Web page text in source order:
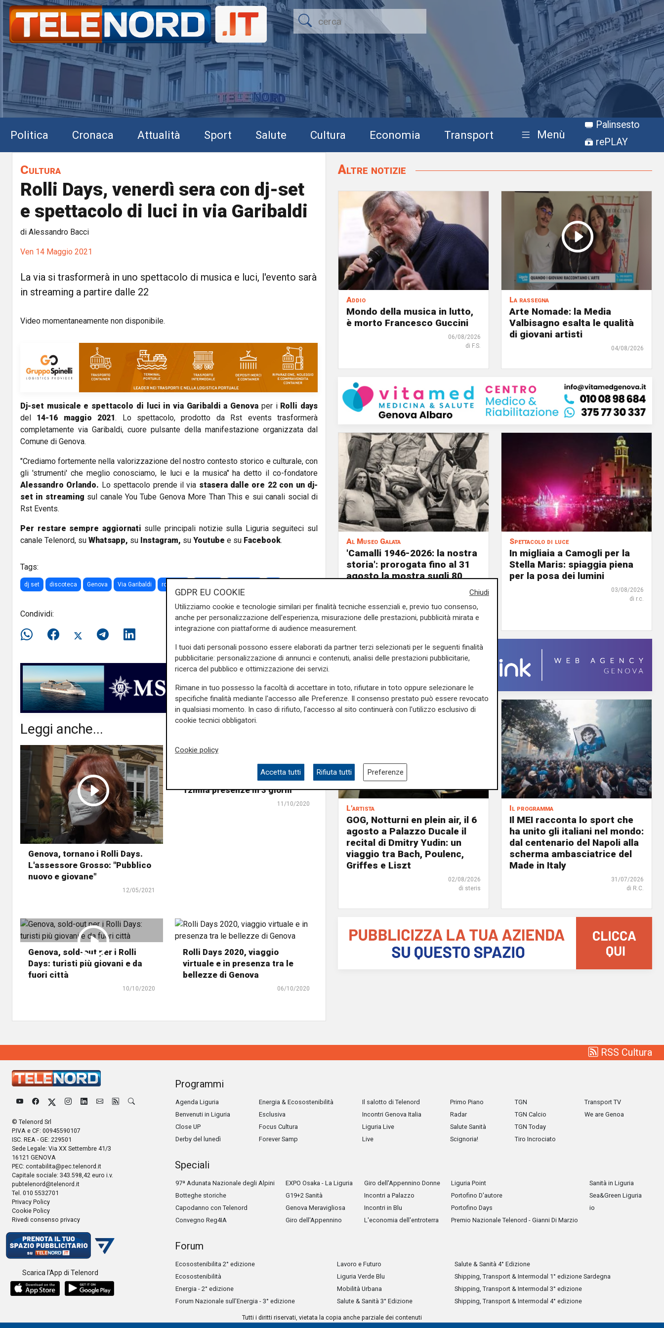
Politica Cronaca Attualità Sport Salute Cultura Economia Transport Menù
Palinsesto
rePLAY
Cultura
Rolli Days, venerdì sera con dj-set
e spettacolo di luci in via Garibaldi
di Alessandro Bacci
Ven 14 Maggio 2021
La via si trasformerà in uno spettacolo di musica e luci, l'evento sarà
in streaming a partire dalle 22
Video momentaneamente non disponibile.
Dj-set musicale e spettacolo di luci in via Garibaldi a Genova per i Rolli days
del 14-16 maggio 2021. Lo spettacolo, prodotto da Rst events trasformerà
completamente via Garibaldi, cuore pulsante della manifestazione organizzata dal
Comune di Genova.
"Crediamo fortemente nella valorizzazione del nostro contesto storico e culturale, con
gli 'strumenti' che meglio conosciamo, le luci e la musica" ha detto il co-fondatore
Alessandro Orlando. Lo spettacolo prende il via stasera dalle ore 22 con un dj-
set in streaming sul canale You Tube Genova More Than This e sui canali social di
Rst Events.
Per restare sempre aggiornati sulle principali notizie sulla Liguria seguiteci sul
canale Telenord, su Whatsapp, su Instagram, su Youtube e su Facebook.
Tags:
dj set discoteca Genova Via Garibaldi rolli days
Condividi:
Leggi anche...
Genova, tornano i Rolli Days.
L'assessore Grosso: "Pubblico
nuovo e giovane"
12/05/2021
Genova, successo Rolli Days:
12mila presenze in 3 giorni
11/10/2020
Genova, sold-out per i Rolli
Days: turisti più giovani e da
fuori città
10/10/2020
Rolli Days 2020, viaggio
virtuale e in presenza tra le
bellezze di Genova
06/10/2020
Altre notizie
Addio
Mondo della musica in lutto,
è morto Francesco Guccini
06/08/2026
di F.S.
La rassegna
Arte Nomade: la Media
Valbisagno esalta le qualità
di giovani artisti
04/08/2026
Al Museo Galata
'Camalli 1946-2026: la nostra
storia': prorogata fino al 31
agosto la mostra sugli 80
di F.S.
Spettacolo di luce
In migliaia a Camogli per la
Stella Maris: spiaggia piena
per la posa dei lumini
03/08/2026
di r.c.
L'artista
GOG, Notturni en plein air, il 6
agosto a Palazzo Ducale il
recital di Dmitry Yudin: un
viaggio tra Bach, Poulenc,
Griffes e Liszt
02/08/2026
di steris
Il programma
Il MEI racconta lo sport che
ha unito gli italiani nel mondo:
dal centenario del Napoli alla
scherma ambasciatrice del
Made in Italy
31/07/2026
di R.C.
RSS Cultura
© Telenord Srl
P.IVA e CF: 00945590107
ISC. REA - GE: 229501
Sede Legale: Via XX Settembre 41/3
16121 GENOVA
PEC: contabilita@pec.telenord.it
Capitale sociale: 343.598,42 euro i.v.
pubtelenord@telenord.it
Tel. 010 5532701
Privacy Policy
Cookie Policy
Rivedi consenso privacy
Scarica l'App di Telenord
Programmi
Agenda Liguria
Benvenuti in Liguria
Close UP
Derby del lunedì
Energia & Ecosostenibilità
Esclusiva
Focus Cultura
Forever Samp
Il salotto di Telenord
Incontri Genova Italia
Liguria Live
Live
Primo Piano
Radar
Salute Sanità
Scignoria!
TGN
TGN Calcio
TGN Today
Tiro Incrociato
Transport TV
We are Genoa
Speciali
97ª Adunata Nazionale degli Alpini
Botteghe storiche
Capodanno con Telenord
Convegno Reg4IA
EXPO Osaka - La Liguria
G19+2 Sanità
Genova Meravigliosa
Giro dell'Appennino
Giro dell'Appennino Donne
Incontri a Palazzo
Incontri in Blu
L'economia dell'entroterra
Liguria Point
Portofino D'autore
Portofino Days
Premio Nazionale Telenord - Gianni Di Marzio
Sanità in Liguria
Sea&Green Liguria
io
Forum
Ecosostenibilita 2° edizione
Ecosostenibilità
Energia - 2° edizione
Forum Nazionale sull’Energia - 3° edizione
Lavoro e Futuro
Liguria Verde Blu
Mobilità Urbana
Salute & Sanità 3° Edizione
Salute & Sanità 4° Edizione
Shipping, Transport & Intermodal 1° edizione Sardegna
Shipping, Transport & Intermodal 3° edizione
Shipping, Transport & Intermodal 4° edizione
Tutti i diritti riservati, vietata la copia anche parziale dei contenuti
Chiudi
GDPR EU COOKIE
Utilizziamo cookie e tecnologie similari per finalità tecniche essenziali e, previo tuo consenso,
anche per personalizzazione dell'esperienza, misurazione delle prestazioni, pubblicità mirata e
integrazione con piattaforme di audience measurement.
I tuoi dati personali possono essere elaborati da partner terzi selezionati per le seguenti finalità
pubblicitarie: personalizzazione di annunci e contenuti, analisi delle prestazioni pubblicitarie,
ricerca del pubblico e ottimizzazione dei servizi.
Rimane in tuo possesso la facoltà di accettare in toto, rifiutare in toto oppure selezionare le
specifiche finalità mediante l'accesso alle Preferenze. Il consenso prestato può essere revocato
in qualsiasi momento. In caso di rifiuto, l'accesso al sito continuerà con l'utilizzo esclusivo di
cookie tecnici obbligatori.
Cookie policy
Accetta tutti Rifiuta tutti Preferenze